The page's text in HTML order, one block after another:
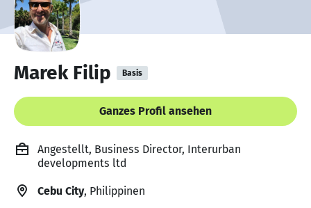
Marek Filip Basis
Ganzes Profil ansehen
Angestellt, Business Director, Interurban
developments ltd
Cebu City, Philippinen